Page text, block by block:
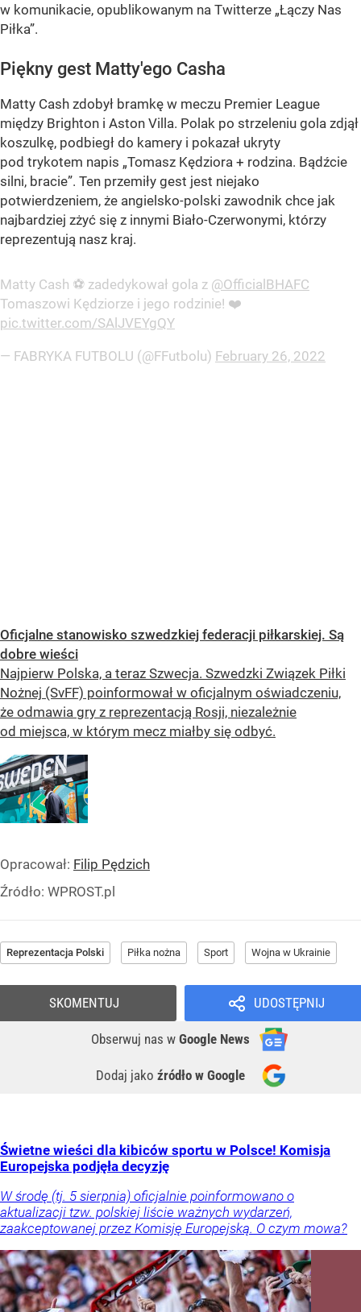
w komunikacie, opublikowanym na Twitterze „Łączy Nas
Piłka”.
Piękny gest Matty'ego Casha
Matty Cash zdobył bramkę w meczu Premier League
między Brighton i Aston Villa. Polak po strzeleniu gola zdjął
koszulkę, podbiegł do kamery i pokazał ukryty
pod trykotem napis „Tomasz Kędziora + rodzina. Bądźcie
silni, bracie”. Ten przemiły gest jest niejako
potwierdzeniem, że angielsko-polski zawodnik chce jak
najbardziej zżyć się z innymi Biało-Czerwonymi, którzy
reprezentują nasz kraj.
Matty Cash ⚽️ zadedykował gola z @OfficialBHAFC
Tomaszowi Kędziorze i jego rodzinie! ❤️
pic.twitter.com/SAlJVEYgQY
— FABRYKA FUTBOLU (@FFutbolu) February 26, 2022
Oficjalne stanowisko szwedzkiej federacji piłkarskiej. Są
dobre wieści
Najpierw Polska, a teraz Szwecja. Szwedzki Związek Piłki
Nożnej (SvFF) poinformował w oficjalnym oświadczeniu,
że odmawia gry z reprezentacją Rosji, niezależnie
od miejsca, w którym mecz miałby się odbyć.
Opracował: Filip Pędzich
Źródło: WPROST.pl
Reprezentacja Polski Piłka nożna Sport Wojna w Ukrainie
UDOSTĘPNIJ
Obserwuj nas w Google News
Dodaj jako źródło w Google
SKOMENTUJ
Świetne wieści dla kibiców sportu w Polsce! Komisja
Europejska podjęła decyzję
W środę (tj. 5 sierpnia) oficjalnie poinformowano o
aktualizacji tzw. polskiej liście ważnych wydarzeń,
zaakceptowanej przez Komisję Europejską. O czym mowa?